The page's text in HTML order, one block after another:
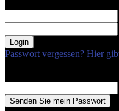
Passwort vergessen? Hier